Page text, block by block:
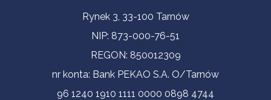
Informacje kontaktoweRynek 3, 33-100 Tarnów
NIP: 873-000-76-51
REGON: 850012309
nr konta: Bank PEKAO S.A. O/Tarnów
96 1240 1910 1111 0000 0898 4744